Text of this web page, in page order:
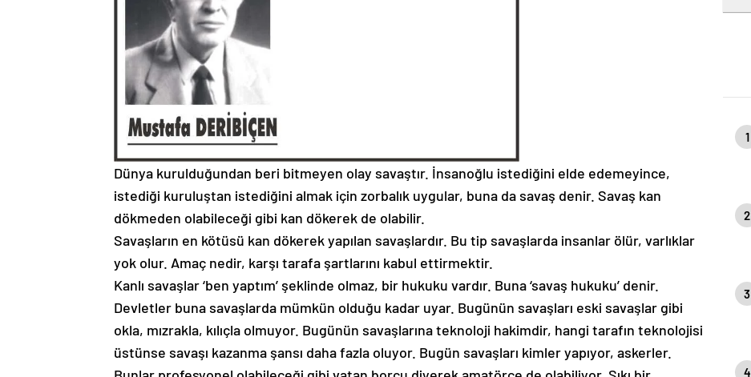
Dünya kurulduğundan beri bitmeyen olay savaştır. İnsanoğlu istediğini elde edemeyince,
istediği kuruluştan istediğini almak için zorbalık uygular, buna da savaş denir. Savaş kan
dökmeden olabileceği gibi kan dökerek de olabilir.
Savaşların en kötüsü kan dökerek yapılan savaşlardır. Bu tip savaşlarda insanlar ölür, varlıklar
yok olur. Amaç nedir, karşı tarafa şartlarını kabul ettirmektir.
Kanlı savaşlar ‘ben yaptım’ şeklinde olmaz, bir hukuku vardır. Buna ‘savaş hukuku’ denir.
Devletler buna savaşlarda mümkün olduğu kadar uyar. Bugünün savaşları eski savaşlar gibi
okla, mızrakla, kılıçla olmuyor. Bugünün savaşlarına teknoloji hakimdir, hangi tarafın teknolojisi
üstünse savaşı kazanma şansı daha fazla oluyor. Bugün savaşları kimler yapıyor, askerler.
1
2
3
4